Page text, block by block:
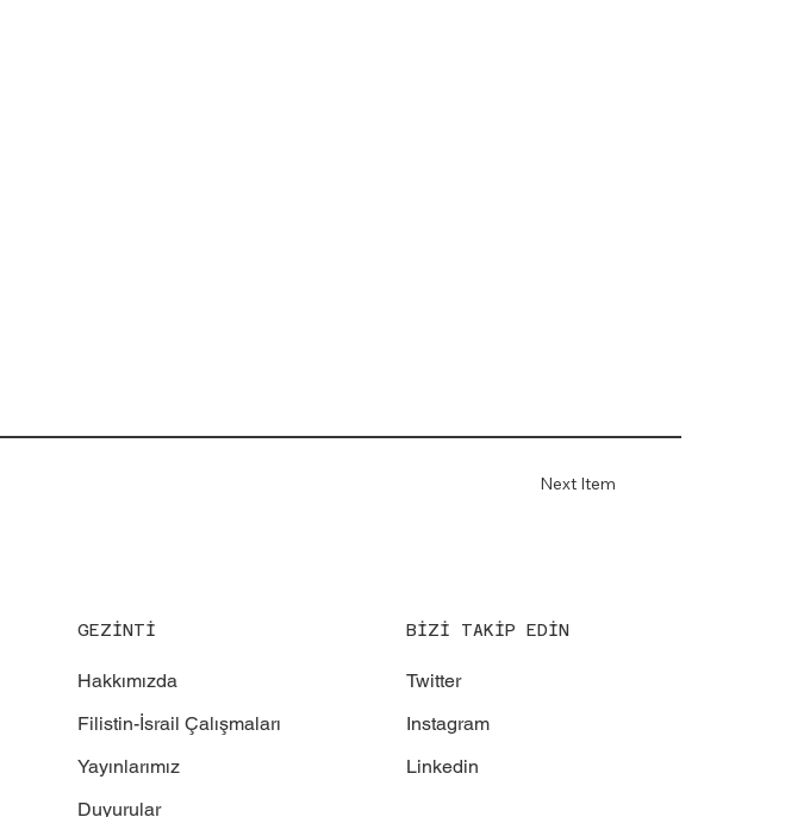
Next Item
GEZİNTİ
Hakkımızda
Filistin-İsrail Çalışmaları
Yayınlarımız
Duyurular
BİZİ TAKİP EDİN
Twitter
Instagram
Linkedin